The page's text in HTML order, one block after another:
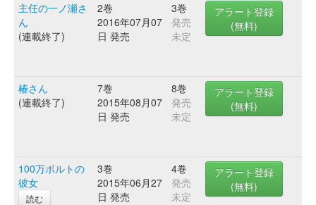
主任の一ノ瀬さ
ん
(連載終了)
2巻
2016年07月07
日 発売
3巻
発売
未定
アラート登録
(無料)
椿さん
(連載終了)
7巻
2015年08月07
日 発売
8巻
発売
未定
アラート登録
(無料)
100万ボルトの
彼女
読む
3巻
2015年06月27
日 発売
4巻
発売
未定
アラート登録
(無料)